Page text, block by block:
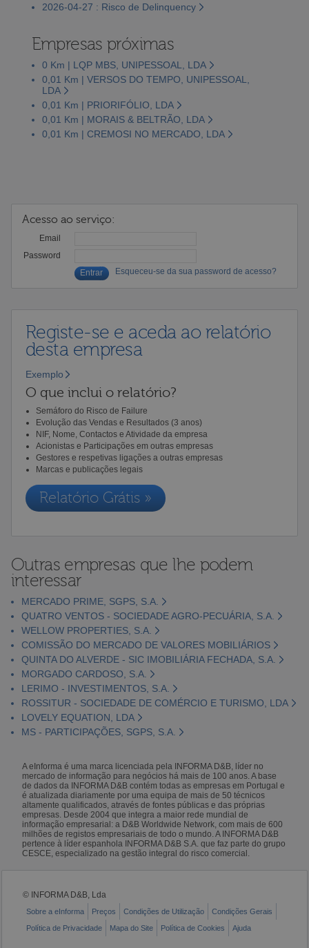
2026-04-27 : Risco de Delinquency
Empresas próximas
0 Km | LQP MBS, UNIPESSOAL, LDA
0,01 Km | VERSOS DO TEMPO, UNIPESSOAL,
LDA
0,01 Km | PRIORIFÓLIO, LDA
0,01 Km | MORAIS & BELTRÃO, LDA
0,01 Km | CREMOSI NO MERCADO, LDA
Acesso ao serviço:
Email
Password
Esqueceu-se da sua password de acesso?
Registe-se e aceda ao relatório
desta empresa
Exemplo
O que inclui o relatório?
Semáforo do Risco de Failure
Evolução das Vendas e Resultados (3 anos)
NIF, Nome, Contactos e Atividade da empresa
Acionistas e Participações em outras empresas
Gestores e respetivas ligações a outras empresas
Marcas e publicações legais
Relatório Grátis »
Outras empresas que lhe podem
interessar
MERCADO PRIME, SGPS, S.A.
QUATRO VENTOS - SOCIEDADE AGRO-PECUÁRIA, S.A.
WELLOW PROPERTIES, S.A.
COMISSÃO DO MERCADO DE VALORES MOBILIÁRIOS
QUINTA DO ALVERDE - SIC IMOBILIÁRIA FECHADA, S.A.
MORGADO CARDOSO, S.A.
LERIMO - INVESTIMENTOS, S.A.
ROSSITUR - SOCIEDADE DE COMÉRCIO E TURISMO, LDA
LOVELY EQUATION, LDA
MS - PARTICIPAÇÕES, SGPS, S.A.
A eInforma é uma marca licenciada pela INFORMA D&B, líder no
mercado de informação para negócios há mais de 100 anos. A base
de dados da INFORMA D&B contém todas as empresas em Portugal e
é atualizada diariamente por uma equipa de mais de 50 técnicos
altamente qualificados, através de fontes públicas e das próprias
empresas. Desde 2004 que integra a maior rede mundial de
informação empresarial: a D&B Worldwide Network, com mais de 600
milhões de registos empresariais de todo o mundo. A INFORMA D&B
pertence à líder espanhola INFORMA D&B S.A. que faz parte do grupo
CESCE, especializado na gestão integral do risco comercial.
© INFORMA D&B, Lda
Sobre a eInforma Preços Condições de Utilização
Condições Gerais
Política de Privacidade
Mapa do Site Política de Cookies Ajuda